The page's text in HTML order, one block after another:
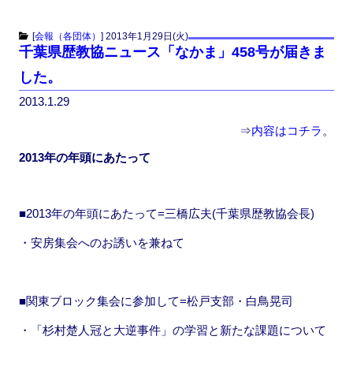
c
e
b
o
k
st
o
d
ail
[会報（各団体） ] 2013年1月29日(火)
千葉県歴教協ニュース「なかま」458号が届きま
した。
2013.1.29
⇒内容はコチラ 。
2013年の年頭にあたって
■2013年の年頭にあたって=三橋広夫(千葉県歴教協会長)
・安房集会へのお誘いを兼ねて
■関東ブロック集会に参加して=松戸支部・白鳥晃司
・「杉村楚人冠と大逆事件」の学習と新たな課題について